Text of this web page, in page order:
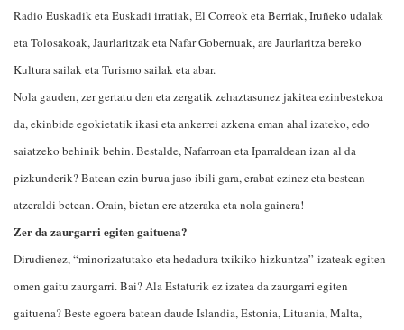
Radio Euskadik eta Euskadi irratiak, El Correok eta Berriak, Iruñeko udalak
eta Tolosakoak, Jaurlaritzak eta Nafar Gobernuak, are Jaurlaritza bereko
Kultura sailak eta Turismo sailak eta abar.
Nola gauden, zer gertatu den eta zergatik zehaztasunez jakitea ezinbestekoa
da, ekinbide egokietatik ikasi eta ankerrei azkena eman ahal izateko, edo
saiatzeko behinik behin. Bestalde, Nafarroan eta Iparraldean izan al da
pizkunderik? Batean ezin burua jaso ibili gara, erabat ezinez eta bestean
atzeraldi betean. Orain, bietan ere atzeraka eta nola gainera!
Zer da zaurgarri egiten gaituena?
Dirudienez, “minorizatutako eta hedadura txikiko hizkuntza” izateak egiten
omen gaitu zaurgarri. Bai? Ala Estaturik ez izatea da zaurgarri egiten
gaituena? Beste egoera batean daude Islandia, Estonia, Lituania, Malta,